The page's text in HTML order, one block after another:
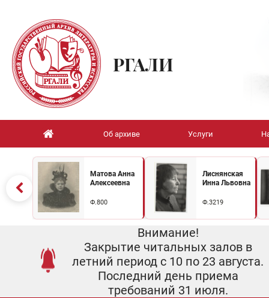
РГАЛИ
Об архиве Услуги
Матова Анна
Алексеевна
Ф.800
Лиснянская
Инна Львовна
Ф.3219
Внимание!
Закрытие читальных залов в
летний период с 10 по 23 августа.
Последний день приема
требований 31 июля.